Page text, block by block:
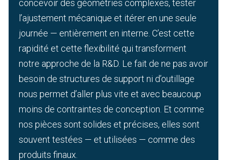
concevoir des géométries complexes, tester
l’ajustement mécanique et itérer en une seule
journée — entièrement en interne. C’est cette
rapidité et cette flexibilité qui transforment
notre approche de la R&D. Le fait de ne pas avoir
besoin de structures de support ni d’outillage
nous permet d’aller plus vite et avec beaucoup
moins de contraintes de conception. Et comme
nos pièces sont solides et précises, elles sont
souvent testées — et utilisées — comme des
produits finaux.